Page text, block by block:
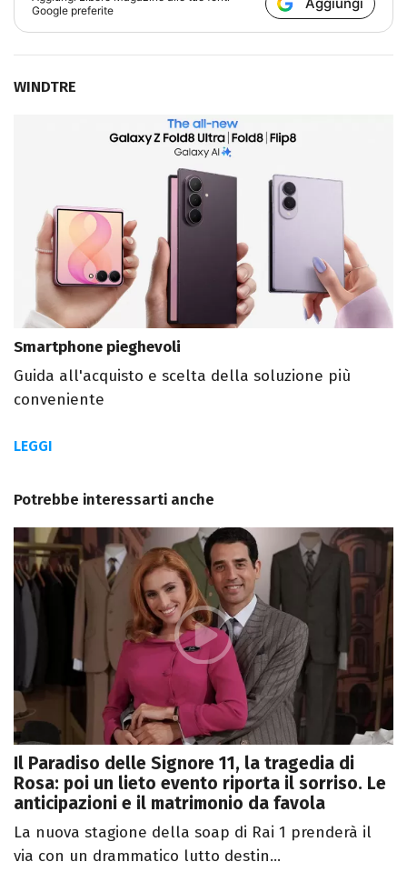
Google preferite
Aggiungi
WINDTRE
Smartphone pieghevoli
Guida all'acquisto e scelta della soluzione più
conveniente
LEGGI
Potrebbe interessarti anche
Il Paradiso delle Signore 11, la tragedia di
Rosa: poi un lieto evento riporta il sorriso. Le
anticipazioni e il matrimonio da favola
La nuova stagione della soap di Rai 1 prenderà il
via con un drammatico lutto destin...